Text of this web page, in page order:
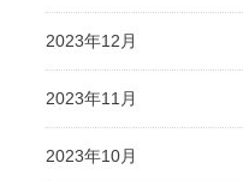
2023年12月
2023年11月
2023年10月